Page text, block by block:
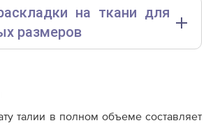
на ткани для
размеров
талии в полном объеме составляет